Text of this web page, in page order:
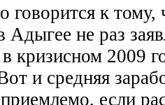
говорится к тому,
не раз
кризисном 2009
и средняя
если